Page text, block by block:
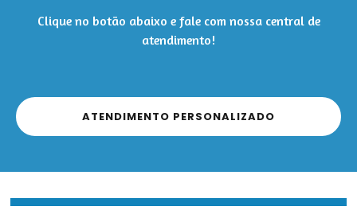
Clique no botão abaixo e fale com nossa central de
atendimento!
ATENDIMENTO PERSONALIZADO